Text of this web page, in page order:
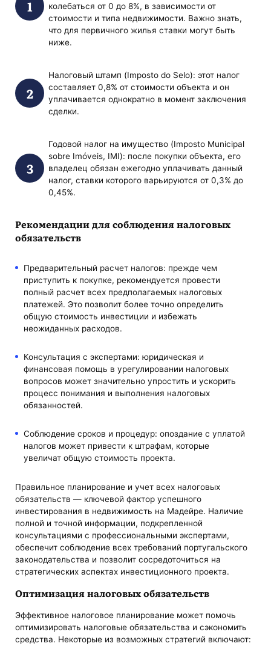
колебаться от 0 до 8%, в зависимости от
стоимости и типа недвижимости. Важно знать,
что для первичного жилья ставки могут быть
ниже.
Налоговый штамп (Imposto do Selo): этот налог
составляет 0,8% от стоимости объекта и он
уплачивается однократно в момент заключения
сделки.
Годовой налог на имущество (Imposto Municipal
sobre Imóveis, IMI): после покупки объекта, его
владелец обязан ежегодно уплачивать данный
налог, ставки которого варьируются от 0,3% до
0,45%.
Рекомендации для соблюдения налоговых
обязательств
Предварительный расчет налогов: прежде чем
приступить к покупке, рекомендуется провести
полный расчет всех предполагаемых налоговых
платежей. Это позволит более точно определить
общую стоимость инвестиции и избежать
неожиданных расходов.
Консультация с экспертами: юридическая и
финансовая помощь в урегулировании налоговых
вопросов может значительно упростить и ускорить
процесс понимания и выполнения налоговых
обязанностей.
Соблюдение сроков и процедур: опоздание с уплатой
налогов может привести к штрафам, которые
увеличат общую стоимость проекта.
Правильное планирование и учет всех налоговых
обязательств — ключевой фактор успешного
инвестирования в недвижимость на Мадейре. Наличие
полной и точной информации, подкрепленной
консультациями с профессиональными экспертами,
обеспечит соблюдение всех требований португальского
законодательства и позволит сосредоточиться на
стратегических аспектах инвестиционного проекта.
Оптимизация налоговых обязательств
Эффективное налоговое планирование может помочь
оптимизировать налоговые обязательства и сэкономить
средства. Некоторые из возможных стратегий включают: